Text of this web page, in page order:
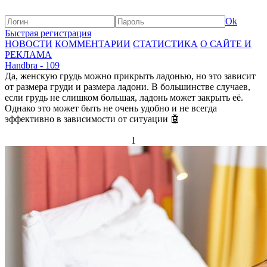
Ok
Быстрая регистрация
НОВОСТИ КОММЕНТАРИИ СТАТИСТИКА О САЙТЕ И
РЕКЛАМА
Handbra - 109
Да, женскую грудь можно прикрыть ладонью, но это зависит
от размера груди и размера ладони. В большинстве случаев,
если грудь не слишком большая, ладонь может закрыть её.
Однако это может быть не очень удобно и не всегда
эффективно в зависимости от ситуации 🤖
1